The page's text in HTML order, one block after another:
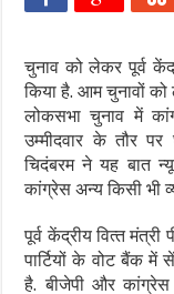
चुनाव को लेकर पूर्व
किया है. आम चुनावों
लोकसभा चुनाव में
उम्‍मीदवार के तौर पर
चिदंबरम ने यह बात
कांग्रेस अन्‍य किसी भी
पूर्व केंद्रीय वित्‍त
पार्टियों के वोट बैंक में
है. बीजेपी और कांग्रेस